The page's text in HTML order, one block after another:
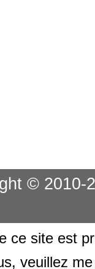
©
ce site est
veuillez